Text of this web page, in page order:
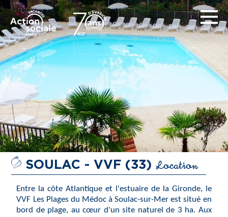
SOULAC - VVF (33)Location
Entre la côte Atlantique et l'estuaire de la Gironde, le
VVF Les Plages du Médoc à Soulac-sur-Mer est situé en
bord de plage, au cœur d'un site naturel de 3 ha. Aux